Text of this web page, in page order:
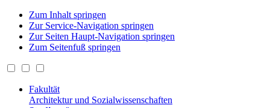
Zum Inhalt springen
Zur Service-Navigation springen
Zur Seiten Haupt-Navigation springen
Zum Seitenfuß springen
Fakultät
Architektur und Sozialwissenschaften